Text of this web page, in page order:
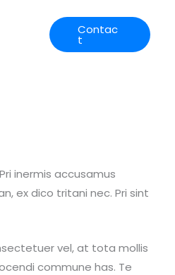
Contac
t
inermis accusamus
ex dico tritani nec. Pri sint
vel, at tota mollis
commune has. Te